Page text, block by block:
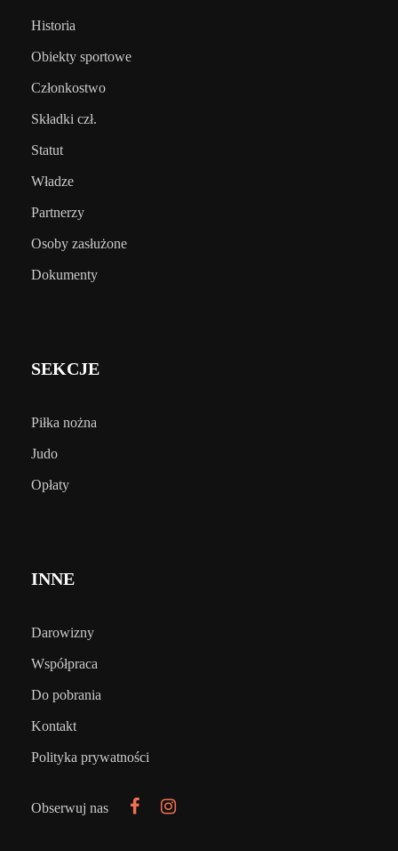
Historia
Obiekty sportowe
Członkostwo
Składki czł.
Statut
Władze
Partnerzy
Osoby zasłużone
Dokumenty
SEKCJE
Piłka nożna
Judo
Opłaty
INNE
Darowizny
Współpraca
Do pobrania
Kontakt
Polityka prywatności
Obserwuj nas